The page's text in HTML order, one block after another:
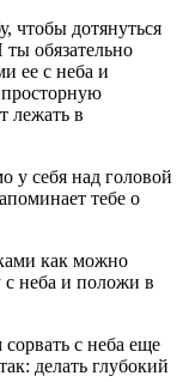
чтобы дотянуться
обязательно
ее с неба и
лежать в
у себя над головой
тебе о
как можно
с неба и положи в
с неба еще
делать глубокий